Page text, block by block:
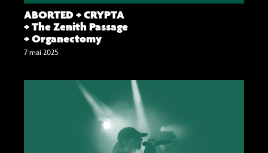
ABORTED + CRYPTA
+ The Zenith Passage
+ Organectomy
7 mai 2025